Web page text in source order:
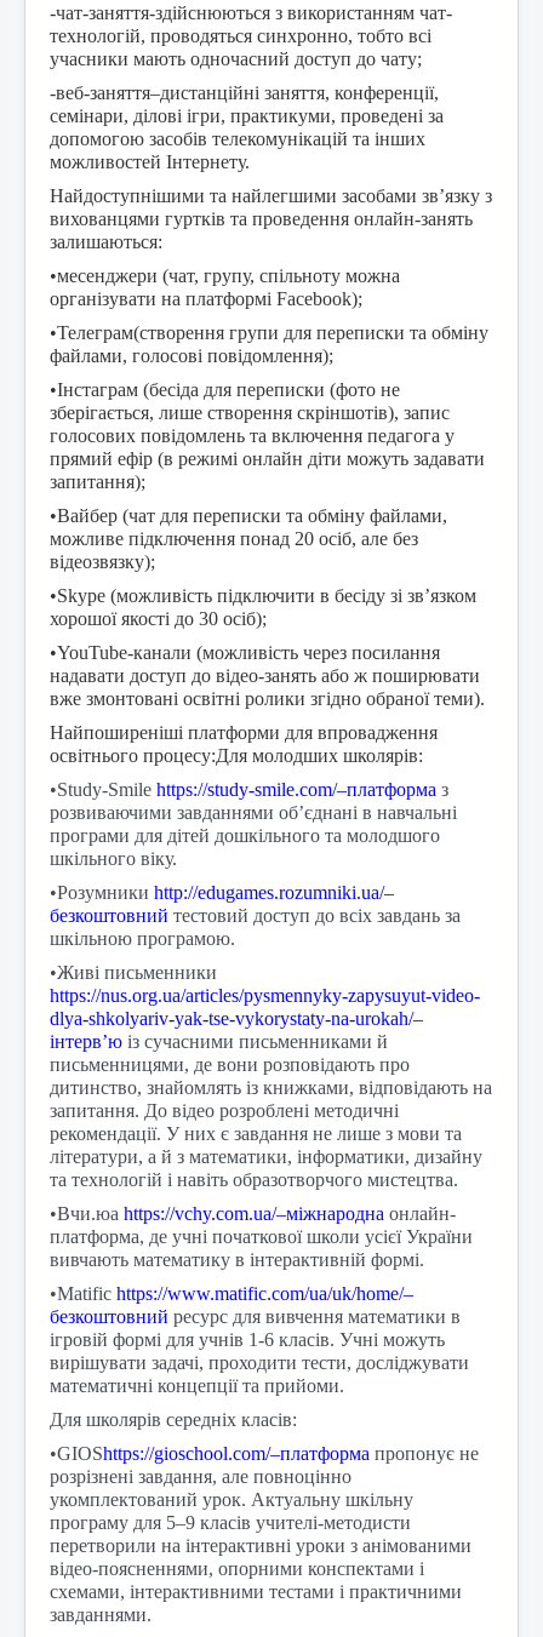
-чат-заняття-здійснюються з використанням чат-
технологій, проводяться синхронно, тобто всі
учасники мають одночасний доступ до чату;
-веб-заняття–дистанційні заняття, конференції,
семінари, ділові ігри, практикуми, проведені за
допомогою засобів телекомунікацій та інших
можливостей Інтернету.
Найдоступнішими та найлегшими засобами зв’язку з
вихованцями гуртків та проведення онлайн-занять
залишаються:
•месенджери (чат, групу, спільноту можна
організувати на платформі Facebook);
•Телеграм(створення групи для переписки та обміну
файлами, голосові повідомлення);
•Інстаграм (бесіда для переписки (фото не
зберігається, лише створення скріншотів), запис
голосових повідомлень та включення педагога у
прямий ефір (в режимі онлайн діти можуть задавати
запитання);
•Вайбер (чат для переписки та обміну файлами,
можливе підключення понад 20 осіб, але без
відеозвязку);
•Skype (можливість підключити в бесіду зі зв’язком
хорошої якості до 30 осіб);
•YouTube-канали (можливість через посилання
надавати доступ до відео-занять або ж поширювати
вже змонтовані освітні ролики згідно обраної теми).
Найпоширеніші платформи для впровадження
освітнього процесу:Для молодших школярів:
•Study-Smile https://study-smile.com/–платформа з
розвиваючими завданнями об’єднані в навчальні
програми для дітей дошкільного та молодшого
шкільного віку.
•Розумники http://edugames.rozumniki.ua/–
безкоштовний тестовий доступ до всіх завдань за
шкільною програмою.
•Живі письменники
https://nus.org.ua/articles/pysmennyky-zapysuyut-video-
dlya-shkolyariv-yak-tse-vykorystaty-na-urokah/–
інтерв’ю із сучасними письменниками й
письменницями, де вони розповідають про
дитинство, знайомлять із книжками, відповідають на
запитання. До відео розроблені методичні
рекомендації. У них є завдання не лише з мови та
літератури, а й з математики, інформатики, дизайну
та технологій і навіть образотворчого мистецтва.
•Вчи.юа https://vchy.com.ua/–міжнародна онлайн-
платформа, де учні початкової школи усієї України
вивчають математику в інтерактивній формі.
•Matific https://www.matific.com/ua/uk/home/–
безкоштовний ресурс для вивчення математики в
ігровій формі для учнів 1-6 класів. Учні можуть
вирішувати задачі, проходити тести, досліджувати
математичні концепції та прийоми.
Для школярів середніх класів:
•GIOShttps://gioschool.com/–платформа пропонує не
розрізнені завдання, але повноцінно
укомплектований урок. Актуальну шкільну
програму для 5–9 класів учителі-методисти
перетворили на інтерактивні уроки з анімованими
відео-поясненнями, опорними конспектами і
схемами, інтерактивними тестами і практичними
завданнями.